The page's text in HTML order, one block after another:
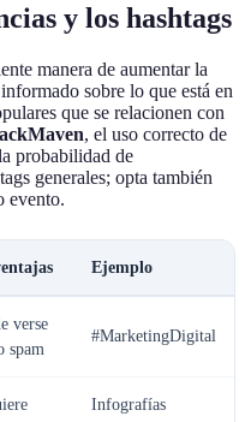
y los hashtags
manera de aumentar la
sobre lo que está en
que se relacionen con
, el uso correcto de
probabilidad de
generales; opta también
evento.
Ejemplo
verse
spam
#MarketingDigital
Infografías